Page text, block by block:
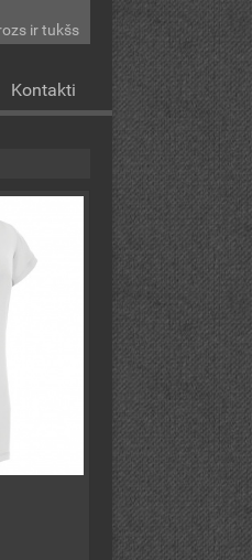
ir tukšs
Kontakti